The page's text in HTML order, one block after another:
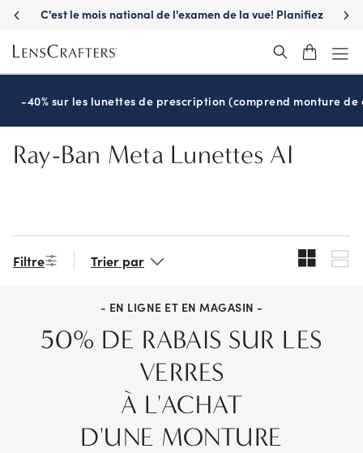
Skip
main
content
C'est le mois national de l'examen de la vue! Planifiez
-40% sur les lunettes de prescription (comprend monture de
Ray-Ban Meta Lunettes AI
Filtre Trier par
- EN LIGNE ET EN MAGASIN -
50% DE RABAIS SUR LES
VERRES
À L'ACHAT
D'UNE MONTURE